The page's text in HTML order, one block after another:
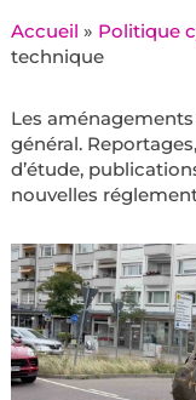
Accueil » Politique
technique
Les
général.
d’étude,
nouvelles